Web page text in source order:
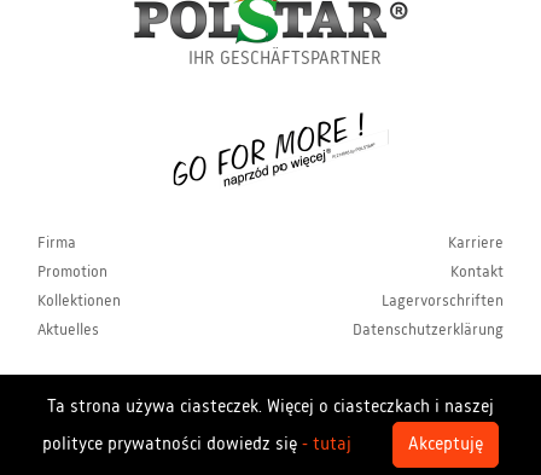
Ta strona używa ciasteczek. Więcej o ciasteczkach i naszej
polityce prywatności dowiedz się - tutaj Akceptuję
IHR GESCHÄFTSPARTNER
Firma
Promotion
Kollektionen
Aktuelles
Karriere
Kontakt
Lagervorschriften
Datenschutzerklärung
Copyrights Polstar 2026. All rights reserved. Polstar